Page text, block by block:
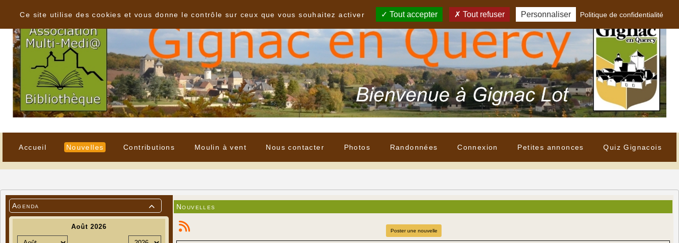
Accueil Nouvelles Contributions Moulin à vent Nous contacter Photos Randonnées Connexion Petites annonces Quiz Gignacois

Agenda Nouvelles
Poster une nouvelle
Ce site utilise des cookies et vous donne le contrôle sur ceux que vous souhaitez activer
Tout accepter Tout refuser Personnaliser Politique de confidentialité